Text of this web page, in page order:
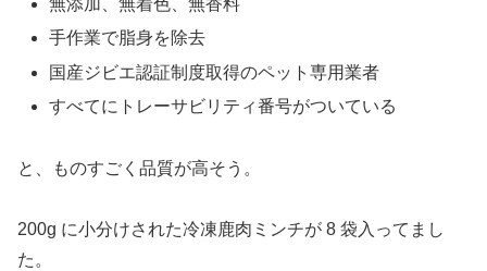
無添加、無着色、無香料
手作業で脂身を除去
国産ジビエ認証制度取得のペット専用業者
すべてにトレーサビリティ番号がついている
と、ものすごく品質が高そう。
200g に小分けされた冷凍鹿肉ミンチが 8 袋入ってまし
た。